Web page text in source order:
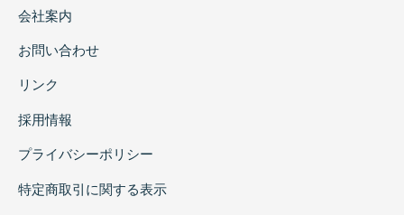
会社案内
お問い合わせ
リンク
採用情報
プライバシーポリシー
特定商取引に関する表示